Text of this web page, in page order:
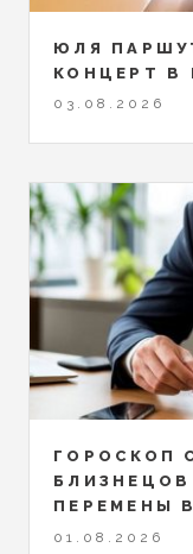
ЮЛЯ
КОНЦЕРТ В
03.08.2026
ГОРОСКОП
ПЕРЕМЕНЫ
01.08.2026